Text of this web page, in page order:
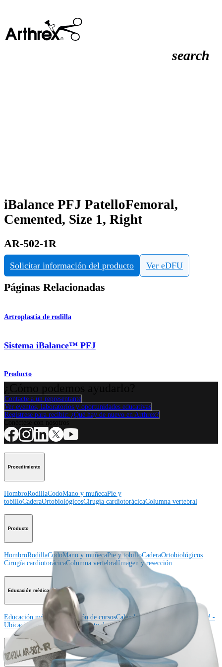
search
iBalance PFJ PatelloFemoral,
Cemented, Size 1, Right
AR-502-1R
Solicitar información del producto Ver eDFU
Páginas Relacionadas
Artroplastia de rodilla
Sistema iBalance™ PFJ
Producto
Contacte a un representante
Ver eventos, laboratorios y oportunidades educativas
Regístrese para recibir: ¿Qué hay de nuevo en Arthrex?
Procedimiento
HombroRodillaCodoMano y muñecaPie y
tobilloCaderaOrtobiológicosCirugía cardiotorácicaColumna vertebral
Producto
HombroRodillaCodoMano y muñecaPie y tobilloCaderaOrtobiológicos
Cirugía cardiotorácicaColumna vertebralImagen y resección
Educación médica
Educación médica Descripción de cursosCalendario de cursos
ArthroLab™ -
UbicacionesNuestro departamento de educación médica
Corporación